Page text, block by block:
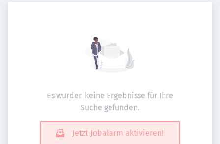
Es wurden keine Ergebnisse für Ihre
Suche gefunden.
Jetzt Jobalarm aktivieren!